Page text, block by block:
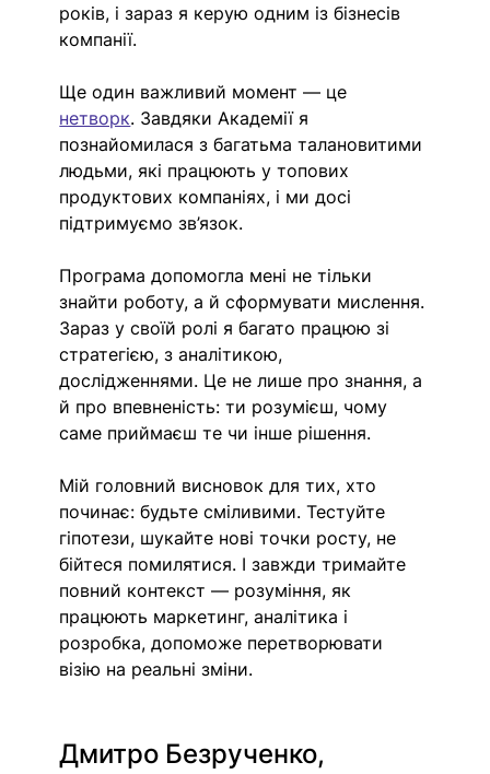
років, і зараз я керую одним із бізнесів
компанії.
Ще один важливий момент — це
нетворк. Завдяки Академії я
познайомилася з багатьма талановитими
людьми, які працюють у топових
продуктових компаніях, і ми досі
підтримуємо зв’язок.
Програма допомогла мені не тільки
знайти роботу, а й сформувати мислення.
Зараз у своїй ролі я багато працюю зі
стратегією, з аналітикою,
дослідженнями. Це не лише про знання, а
й про впевненість: ти розумієш, чому
саме приймаєш те чи інше рішення.
Мій головний висновок для тих, хто
починає: будьте сміливими. Тестуйте
гіпотези, шукайте нові точки росту, не
бійтеся помилятися. І завжди тримайте
повний контекст — розуміння, як
працюють маркетинг, аналітика і
розробка, допоможе перетворювати
візію на реальні зміни.
Дмитро Безрученко,